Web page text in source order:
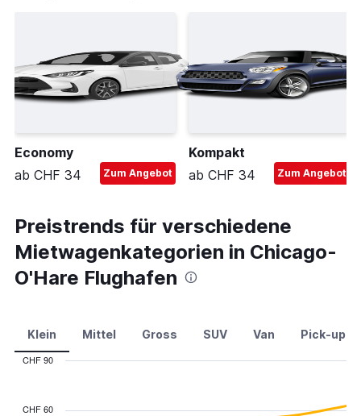
Economy
ab CHF 34
Zum Angebot
Kompakt
ab CHF 34
Zum Angebot
Preistrends für verschiedene
Mietwagenkategorien in Chicago-
O'Hare Flughafen
Klein Mittel Gross SUV Van Pick-up
CHF 60
CHF 90